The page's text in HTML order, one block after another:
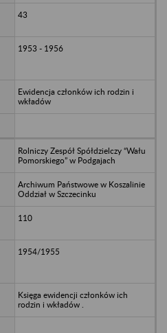
43
1953 - 1956
Ewidencja członków ich rodzin i
wkładów
Rolniczy Zespół Spółdzielczy “Wału
Pomorskiego” w Podgajach
Archiwum Państwowe w Koszalinie
Oddział w Szczecinku
110
1954/1955
Księga ewidencji członków ich
rodzin i wkładów .